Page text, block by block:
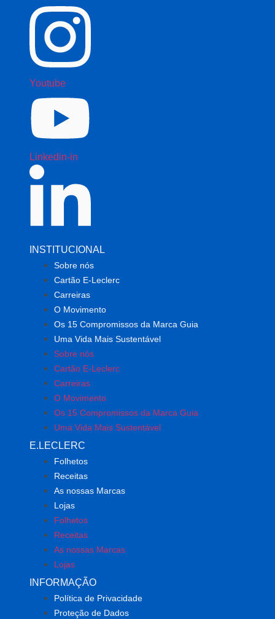
Youtube
Linkedin-in
INSTITUCIONAL
Sobre nós
Cartão E-Leclerc
Carreiras
O Movimento
Os 15 Compromissos da Marca Guia
Uma Vida Mais Sustentável
Sobre nós
Cartão E-Leclerc
Carreiras
O Movimento
Os 15 Compromissos da Marca Guia
Uma Vida Mais Sustentável
E.LECLERC
Folhetos
Receitas
As nossas Marcas
Lojas
Folhetos
Receitas
As nossas Marcas
Lojas
INFORMAÇÃO
Política de Privacidade
Proteção de Dados